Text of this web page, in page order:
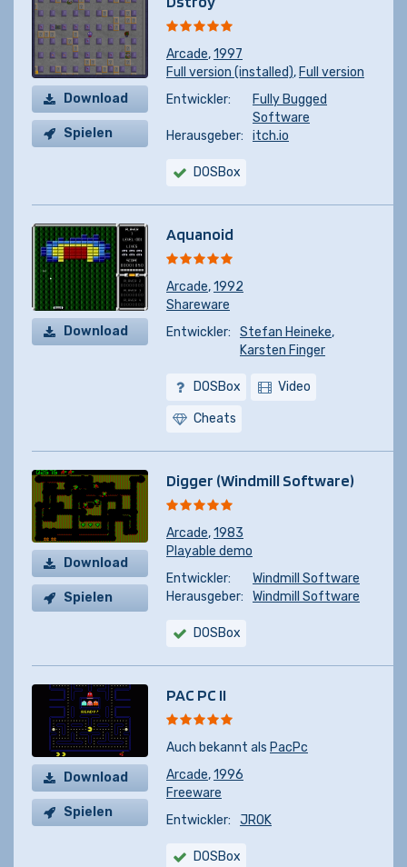
Download
Spielen
Arcade,1997
Full version (installed), Full version
Entwickler:
Fully Bugged
Software
Herausgeber:
itch.io
DOSBox
Download
Aquanoid
Arcade,1992
Shareware
Entwickler:
Stefan Heineke,
Karsten Finger
DOSBox Video
Cheats
Download
Spielen
Digger (Windmill Software)
Arcade,1983
Playable demo
Entwickler:
Windmill Software
Herausgeber:
Windmill Software
DOSBox
Download
Spielen
PAC PC II
Auch bekannt als PacPc
Arcade,1996
Freeware
Entwickler:
JROK
DOSBox